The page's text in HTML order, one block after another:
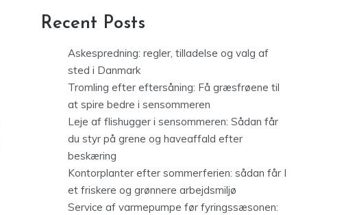
Recent Posts
Askespredning: regler, tilladelse og valg af
sted i Danmark
Tromling efter eftersåning: Få græsfrøene til
at spire bedre i sensommeren
Leje af flishugger i sensommeren: Sådan får
du styr på grene og haveaffald efter
beskæring
Kontorplanter efter sommerferien: sådan får I
et friskere og grønnere arbejdsmiljø
Service af varmepumpe før fyringssæsonen: